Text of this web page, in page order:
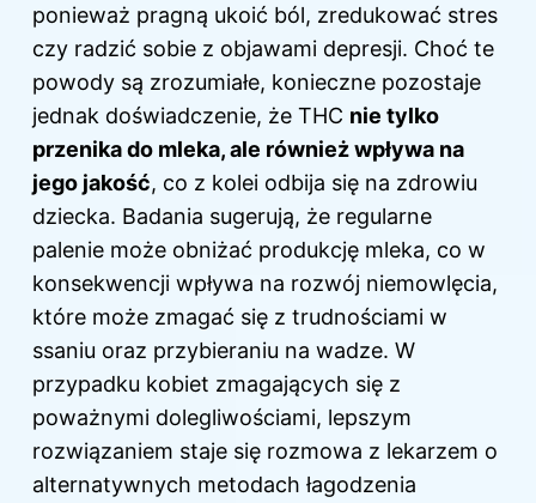
ponieważ pragną ukoić ból, zredukować stres
czy radzić sobie z objawami depresji. Choć te
powody są zrozumiałe, konieczne pozostaje
jednak doświadczenie, że THC nie tylko
przenika do mleka, ale również wpływa na
jego jakość, co z kolei odbija się na zdrowiu
dziecka. Badania sugerują, że regularne
palenie może obniżać produkcję mleka, co w
konsekwencji wpływa na rozwój niemowlęcia,
które może zmagać się z trudnościami w
ssaniu oraz przybieraniu na wadze. W
przypadku kobiet zmagających się z
poważnymi dolegliwościami, lepszym
rozwiązaniem staje się rozmowa z lekarzem o
alternatywnych metodach łagodzenia